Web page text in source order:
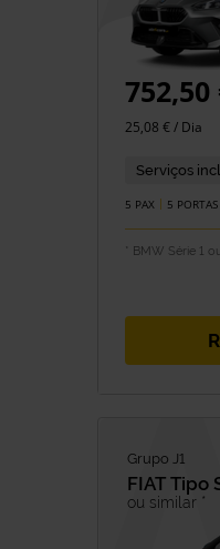
752,50
25,08 € / Dia
Serviços
5 PAX 5 PORTAS
* BMW Série 1
Grupo J1
FIAT Tipo
ou similar *